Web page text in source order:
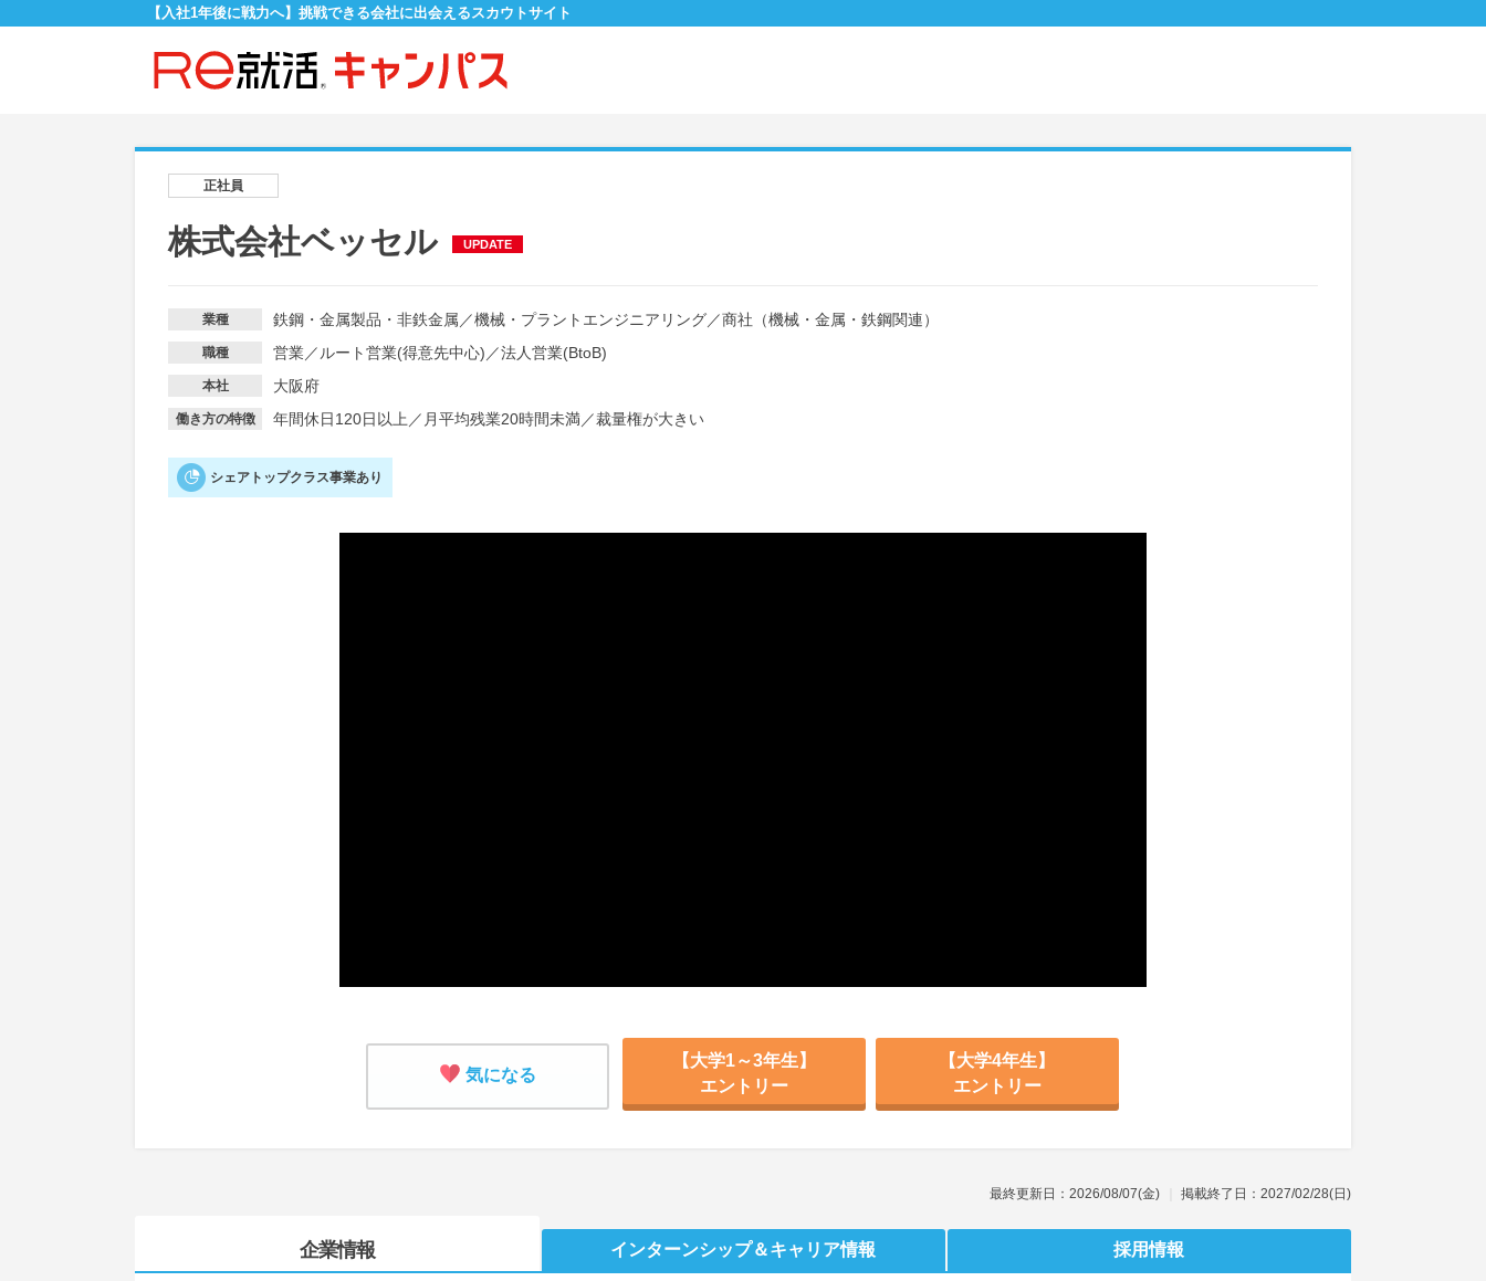
【入社1年後に戦力へ】挑戦できる会社に出会えるスカウトサイト
正社員
株式会社ベッセル UPDATE
業種 鉄鋼・金属製品・非鉄金属 ／機械・プラントエンジニアリング／商社（機械・金属・鉄鋼関連）
職種 営業／ ルート営業(得意先中心) ／法人営業(BtoB)
本社 大阪府
働き方の特徴 年間休日120日以上 ／ 月平均残業20時間未満／裁量権が大きい
シェアトップクラス事業あり
気になる
【大学1～3年生】
エントリー
【大学4年生】
エントリー
最終更新日：2026/08/07(金) 掲載終了日：2027/02/28(日)
企業情報 インターンシップ＆キャリア情報 採用情報